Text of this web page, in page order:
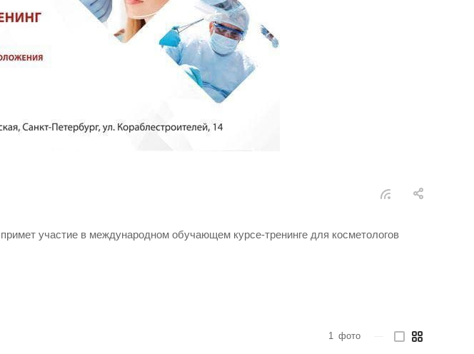
участие в международном обучающем курсе-тренинге для косметологов
1 фото